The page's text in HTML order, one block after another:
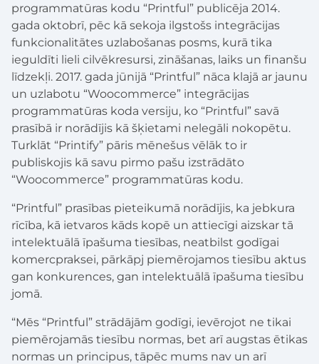
programmatūras kodu “Printful” publicēja 2014.
gada oktobrī, pēc kā sekoja ilgstošs integrācijas
funkcionalitātes uzlabošanas posms, kurā tika
ieguldīti lieli cilvēkresursi, zināšanas, laiks un finanšu
līdzekļi. 2017. gada jūnijā “Printful” nāca klajā ar jaunu
un uzlabotu “Woocommerce” integrācijas
programmatūras koda versiju, ko “Printful” savā
prasībā ir norādījis kā šķietami nelegāli nokopētu.
Turklāt “Printify” pāris mēnešus vēlāk to ir
publiskojis kā savu pirmo pašu izstrādāto
“Woocommerce” programmatūras kodu.
“Printful” prasības pieteikumā norādījis, ka jebkura
rīcība, kā ietvaros kāds kopē un attiecīgi aizskar tā
intelektuālā īpašuma tiesības, neatbilst godīgai
komercpraksei, pārkāpj piemērojamos tiesību aktus
gan konkurences, gan intelektuālā īpašuma tiesību
jomā.
“Mēs “Printful” strādājām godīgi, ievērojot ne tikai
piemērojamās tiesību normas, bet arī augstas ētikas
normas un principus, tāpēc mums nav un arī